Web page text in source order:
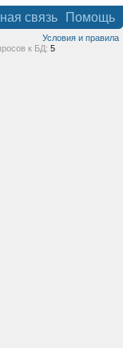
связь Помощь
Условия и правила
к БД: 5